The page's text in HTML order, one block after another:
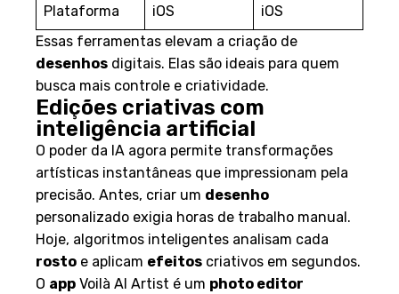
Plataforma iOS
iOS
Essas ferramentas elevam a criação de
desenhos digitais. Elas são ideais para quem
busca mais controle e criatividade.
Edições criativas com
inteligência artificial
O poder da IA agora permite transformações
artísticas instantâneas que impressionam pela
precisão. Antes, criar um desenho
personalizado exigia horas de trabalho manual.
Hoje, algoritmos inteligentes analisam cada
rosto e aplicam efeitos criativos em segundos.
O app Voilà AI Artist é um photo editor